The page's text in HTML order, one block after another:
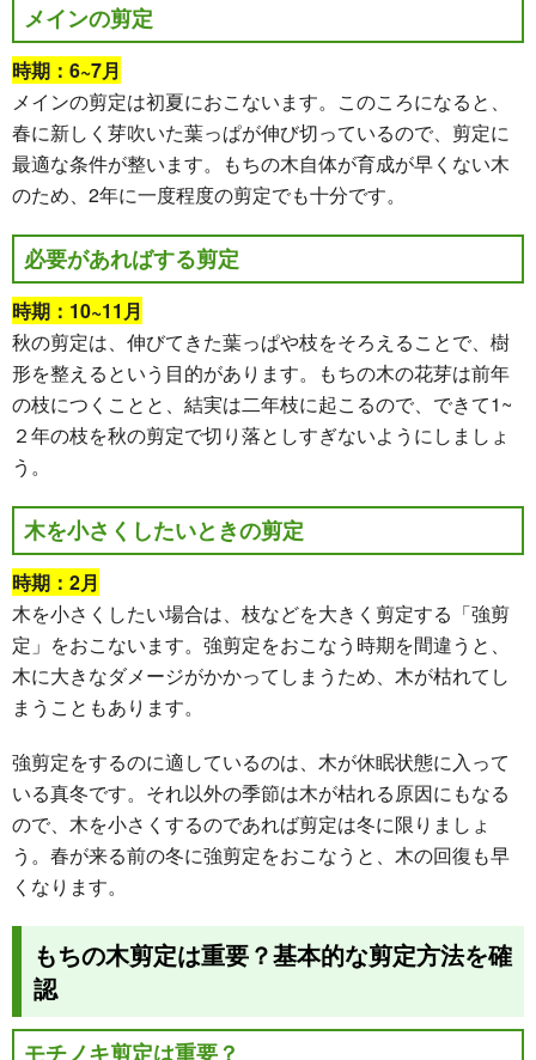
メインの剪定
時期：6~7月
メインの剪定は初夏におこないます。このころになると、
春に新しく芽吹いた葉っぱが伸び切っているので、剪定に
最適な条件が整います。もちの木自体が育成が早くない木
のため、2年に一度程度の剪定でも十分です。
必要があればする剪定
時期：10~11月
秋の剪定は、伸びてきた葉っぱや枝をそろえることで、樹
形を整えるという目的があります。もちの木の花芽は前年
の枝につくことと、結実は二年枝に起こるので、できて1~
２年の枝を秋の剪定で切り落としすぎないようにしましょ
う。
木を小さくしたいときの剪定
時期：2月
木を小さくしたい場合は、枝などを大きく剪定する「強剪
定」をおこないます。強剪定をおこなう時期を間違うと、
木に大きなダメージがかかってしまうため、木が枯れてし
まうこともあります。
強剪定をするのに適しているのは、木が休眠状態に入って
いる真冬です。それ以外の季節は木が枯れる原因にもなる
ので、木を小さくするのであれば剪定は冬に限りましょ
う。春が来る前の冬に強剪定をおこなうと、木の回復も早
くなります。
もちの木剪定は重要？基本的な剪定方法を確
認
モチノキ剪定は重要？